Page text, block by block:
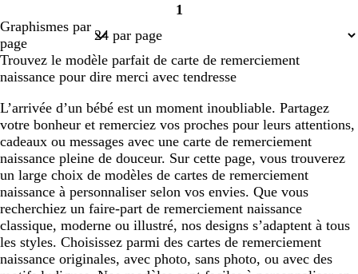
Page
1
Graphismes par
page
Trouvez le modèle parfait de carte de remerciement
naissance pour dire merci avec tendresse
L’arrivée d’un bébé est un moment inoubliable. Partagez
votre bonheur et remerciez vos proches pour leurs attentions,
cadeaux ou messages avec une carte de remerciement
naissance pleine de douceur. Sur cette page, vous trouverez
un large choix de modèles de cartes de remerciement
naissance à personnaliser selon vos envies. Que vous
recherchiez un faire-part de remerciement naissance
classique, moderne ou illustré, nos designs s’adaptent à tous
les styles. Choisissez parmi des cartes de remerciement
naissance originales, avec photo, sans photo, ou avec des